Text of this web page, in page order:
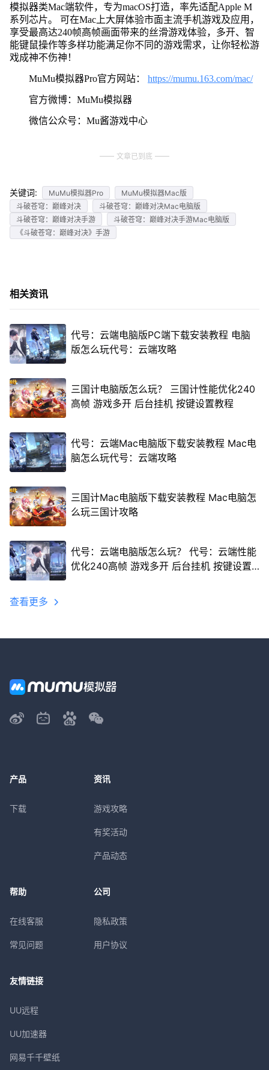
模拟器类Mac端软件，专为macOS打造，率先适配Apple M
系列芯片。 可在Mac上大屏体验市面主流手机游戏及应用，
享受最高达240帧高帧画面带来的丝滑游戏体验，多开、智
能键鼠操作等多样功能满足你不同的游戏需求，让你轻松游
戏成神不伤神！
MuMu模拟器Pro官方网站： https://mumu.163.com/mac/
官方微博：MuMu模拟器
微信公众号：Mu酱游戏中心
文章已到底
关键词: MuMu模拟器Pro
MuMu模拟器Mac版
斗破苍穹：巅峰对决
斗破苍穹：巅峰对决Mac电脑版
斗破苍穹：巅峰对决手游
斗破苍穹：巅峰对决手游Mac电脑版
《斗破苍穹：巅峰对决》手游
相关资讯
代号：云端电脑版PC端下载安装教程 电脑
版怎么玩代号：云端攻略
三国计电脑版怎么玩？ 三国计性能优化240
高帧 游戏多开 后台挂机 按键设置教程
代号：云端Mac电脑版下载安装教程 Mac电
脑怎么玩代号：云端攻略
三国计Mac电脑版下载安装教程 Mac电脑怎
么玩三国计攻略
代号：云端电脑版怎么玩？ 代号：云端性能
优化240高帧 游戏多开 后台挂机 按键设置
查看更多
产品
下载
资讯
游戏攻略
有奖活动
产品动态
帮助
在线客服
常见问题
公司
隐私政策
用户协议
友情链接
UU远程
UU加速器
网易千千壁纸